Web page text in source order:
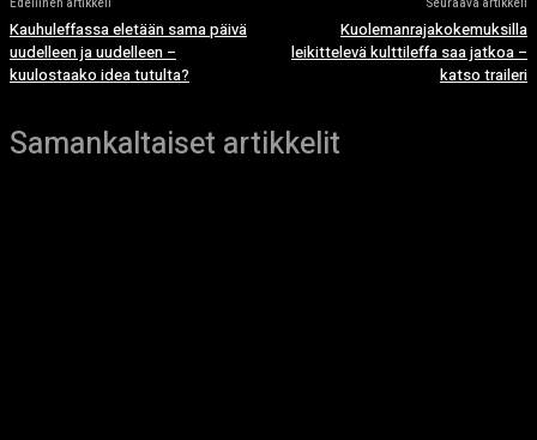
Edellinen artikkeli
Kauhuleffassa eletään sama päivä
uudelleen ja uudelleen –
kuulostaako idea tutulta?
Seuraava artikkeli
Kuolemanrajakokemuksilla
leikittelevä kulttileffa saa jatkoa –
katso traileri
Samankaltaiset artikkelit